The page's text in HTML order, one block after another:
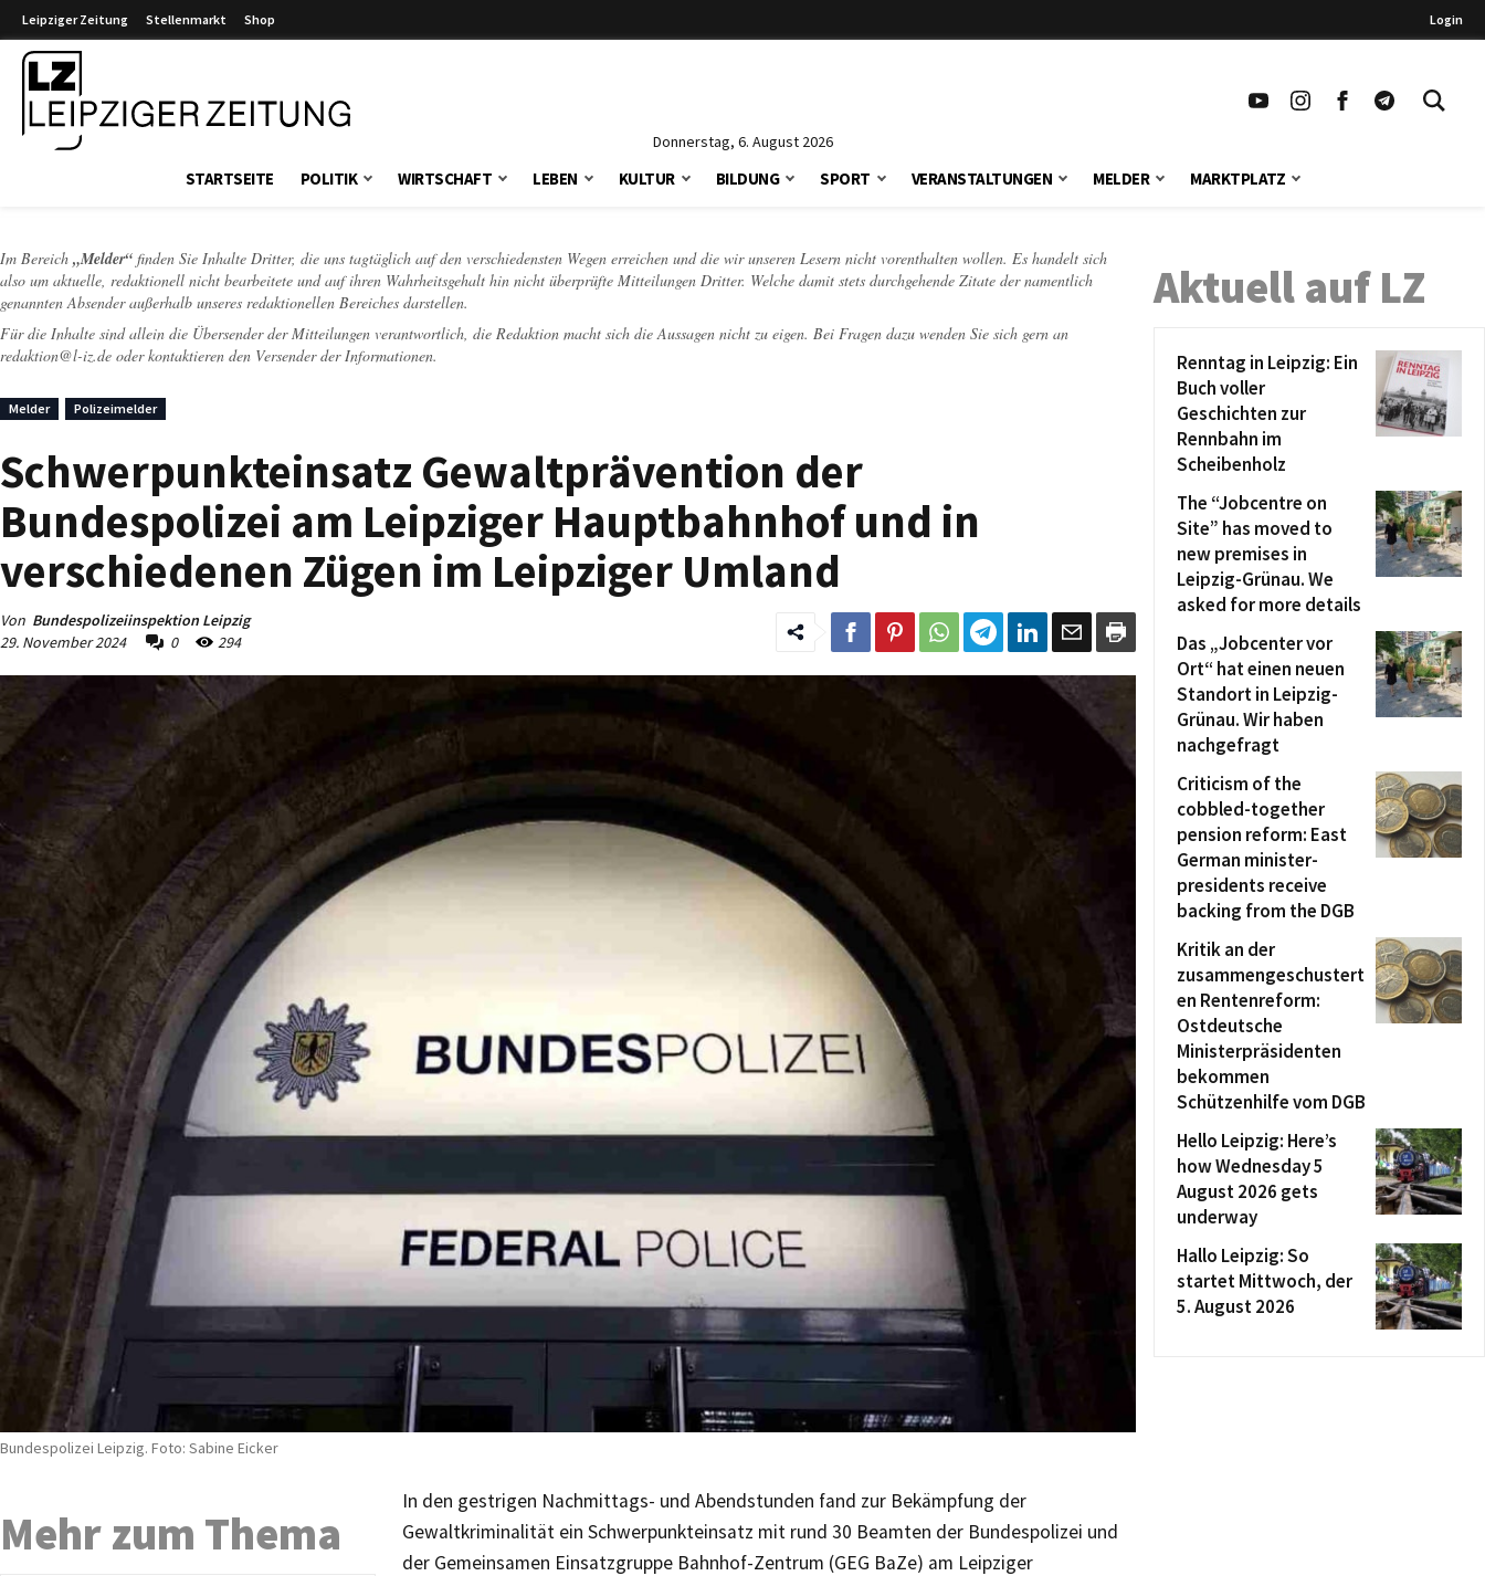
Leipziger Zeitung Stellenmarkt Shop Login
Donnerstag, 6. August 2026
STARTSEITE POLITIK WIRTSCHAFT LEBEN KULTUR BILDUNG SPORT VERANSTALTUNGEN MELDER MARKTPLATZ
Im Bereich „Melder“ finden Sie Inhalte Dritter, die uns tagtäglich auf den verschiedensten Wegen erreichen und die wir unseren Lesern nicht vorenthalten wollen. Es handelt sich
also um aktuelle, redaktionell nicht bearbeitete und auf ihren Wahrheitsgehalt hin nicht überprüfte Mitteilungen Dritter. Welche damit stets durchgehende Zitate der namentlich
genannten Absender außerhalb unseres redaktionellen Bereiches darstellen.
Für die Inhalte sind allein die Übersender der Mitteilungen verantwortlich, die Redaktion macht sich die Aussagen nicht zu eigen. Bei Fragen dazu wenden Sie sich gern an
redaktion@l-iz.de oder kontaktieren den Versender der Informationen.
Melder Polizeimelder
Schwerpunkteinsatz Gewaltprävention der
Bundespolizei am Leipziger Hauptbahnhof und in
verschiedenen Zügen im Leipziger Umland
Von Bundespolizeiinspektion Leipzig
29. November 2024
0 294
Bundespolizei Leipzig. Foto: Sabine Eicker
In den gestrigen Nachmittags- und Abendstunden fand zur Bekämpfung der
Gewaltkriminalität ein Schwerpunkteinsatz mit rund 30 Beamten der Bundespolizei und
der Gemeinsamen Einsatzgruppe Bahnhof-Zentrum (GEG BaZe) am Leipziger
Mehr zum Thema
Aktuell auf LZ
Renntag in Leipzig: Ein
Buch voller
Geschichten zur
Rennbahn im
Scheibenholz
The “Jobcentre on
Site” has moved to
new premises in
Leipzig-Grünau. We
asked for more details
Das „Jobcenter vor
Ort“ hat einen neuen
Standort in Leipzig-
Grünau. Wir haben
nachgefragt
Criticism of the
cobbled-together
pension reform: East
German minister-
presidents receive
backing from the DGB
Kritik an der
zusammengeschustert
en Rentenreform:
Ostdeutsche
Ministerpräsidenten
bekommen
Schützenhilfe vom DGB
Hello Leipzig: Here’s
how Wednesday 5
August 2026 gets
underway
Hallo Leipzig: So
startet Mittwoch, der
5. August 2026